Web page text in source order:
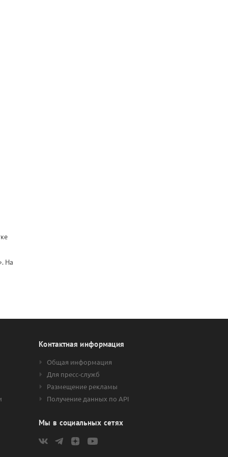
На
Контактная информация
Общая информация
Для пресс-служб
Размещение рекламы
Получение данных по API
Мы в социальных сетях